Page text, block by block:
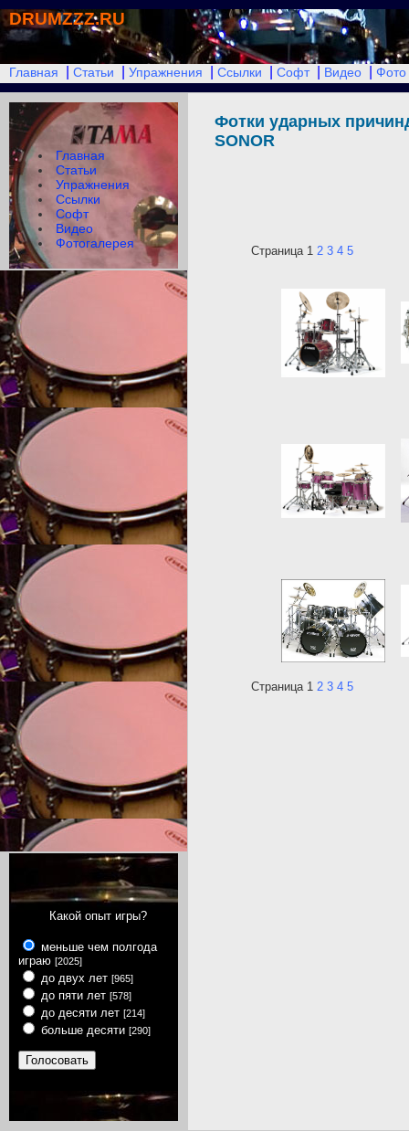
DRUMZZZ.RU
Главная Статьи Упражнения Ссылки Софт Видео Фото
Фотки ударных
SONOR
Страница 1 2 3 4 5
Страница 1 2 3 4 5
Главная
Статьи
Упражнения
Ссылки
Софт
Видео
Фотогалерея
Какой опыт игры?
меньше чем полгода
играю [2025]
до двух лет [965]
до пяти лет [578]
до десяти лет [214]
больше десяти [290]